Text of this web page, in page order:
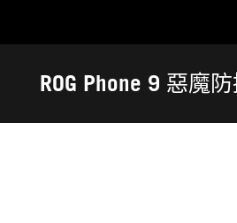
Accessibility links
ROG Phone 9 惡魔
技